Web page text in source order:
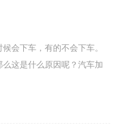
会下车，有的不会下车。
这是什么原因呢？汽车加